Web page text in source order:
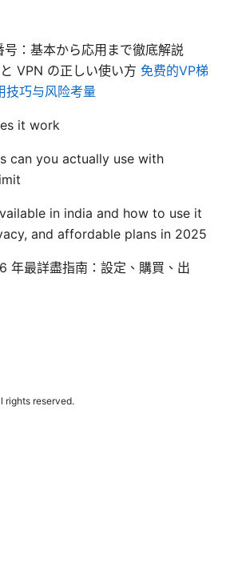
：基本から応用まで徹底解説
VPN の正しい使い方 免费的VP梯
技巧与风险考量
it work
can you actually use with
in india and how to use it
and affordable plans in 2025
年最詳盡指南：設定、購買、出
rights reserved.